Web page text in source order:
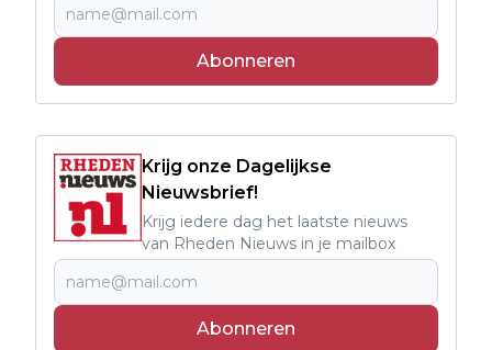
Abonneren
Krijg onze Dagelijkse
Nieuwsbrief!
Krijg iedere dag het laatste nieuws
van Rheden Nieuws in je mailbox
Abonneren